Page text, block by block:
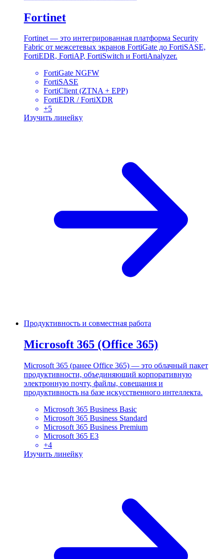
Fortinet
Fortinet — это интегрированная платформа Security
Fabric от межсетевых экранов FortiGate до FortiSASE,
FortiEDR, FortiAP, FortiSwitch и FortiAnalyzer.
FortiGate NGFW
FortiSASE
FortiClient (ZTNA + EPP)
FortiEDR / FortiXDR
+5
Изучить линейку
Продуктивность и совместная работа
Microsoft 365 (Office 365)
Microsoft 365 (ранее Office 365) — это облачный пакет
продуктивности, объединяющий корпоративную
электронную почту, файлы, совещания и
продуктивность на базе искусственного интеллекта.
Microsoft 365 Business Basic
Microsoft 365 Business Standard
Microsoft 365 Business Premium
Microsoft 365 E3
+4
Изучить линейку